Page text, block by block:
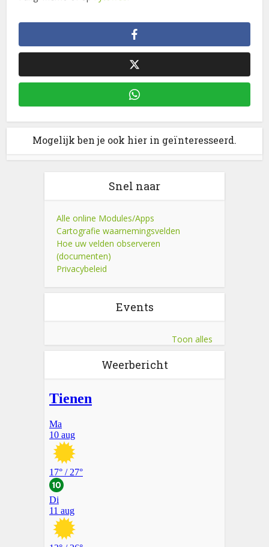
Mogelijk ben je ook hier in geïnteresseerd.
Snel naar
Alle online Modules/Apps
Cartografie waarnemingsvelden
Hoe uw velden observeren
(documenten)
Privacybeleid
Events
Toon alles
Weerbericht